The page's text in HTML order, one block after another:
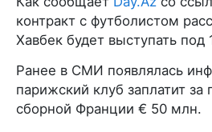
контракт с футболистом
Хавбек будет выступать
Ранее в СМИ появлялась
парижский клуб заплатит за
сборной Франции € 50 млн.